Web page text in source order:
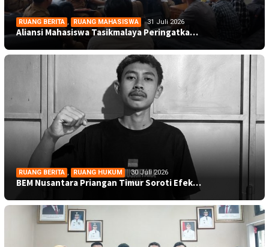
RUANG BERITA , RUANG MAHASISWA 31 Juli 2026
Aliansi Mahasiswa Tasikmalaya Peringatka…
RUANG BERITA RUANG HUKUM 30 Juli 2026
BEM Nusantara Priangan Timur Soroti Efek…